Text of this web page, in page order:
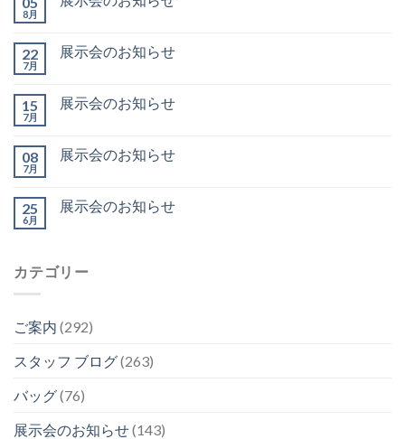
8月
22
7月
展示会のお知らせ
15
7月
展示会のお知らせ
08
7月
展示会のお知らせ
25
6月
展示会のお知らせ
カテゴリー
ご案内 (292)
スタッフ ブログ(263)
バッグ(76)
展示会のお知らせ(143)